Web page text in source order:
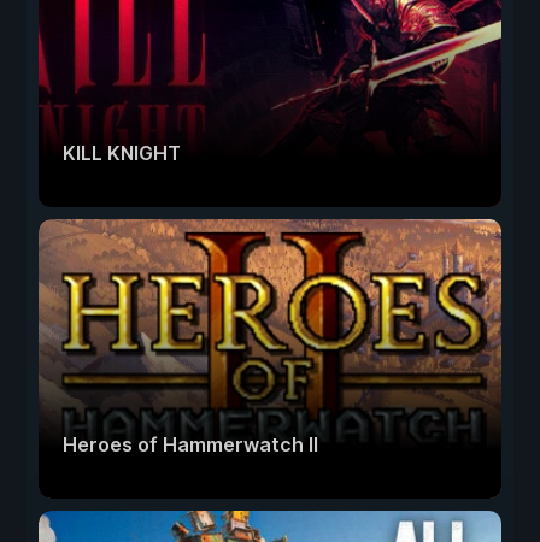
KILL KNIGHT
Heroes of Hammerwatch II